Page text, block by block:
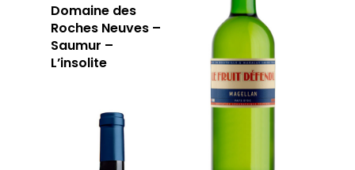
Domaine des
Roches Neuves –
Saumur –
L’insolite
59 rue Grignan
13006 Marseille
T: 04 91 33 46 59